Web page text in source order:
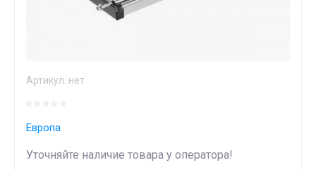
Артикул: нет
Европа
Уточняйте наличие товара у оператора!